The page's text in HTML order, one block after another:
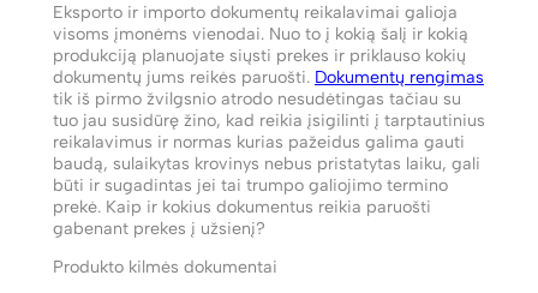
Eksporto ir importo dokumentų reikalavimai galioja
visoms įmonėms vienodai. Nuo to į kokią šalį ir kokią
produkciją planuojate siųsti prekes ir priklauso kokių
dokumentų jums reikės paruošti. Dokumentų rengimas
tik iš pirmo žvilgsnio atrodo nesudėtingas tačiau su
tuo jau susidūrę žino, kad reikia įsigilinti į tarptautinius
reikalavimus ir normas kurias pažeidus galima gauti
baudą, sulaikytas krovinys nebus pristatytas laiku, gali
būti ir sugadintas jei tai trumpo galiojimo termino
prekė. Kaip ir kokius dokumentus reikia paruošti
gabenant prekes į užsienį?
Produkto kilmės dokumentai